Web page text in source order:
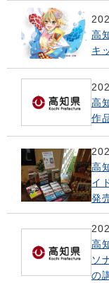
高
キ
高
作
高
イ
発
高
ソ
の